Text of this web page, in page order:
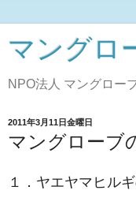
マングロ
NPO法人 マングロー
2011年3月11日金曜日
マングローブ
１．ヤエヤマヒル